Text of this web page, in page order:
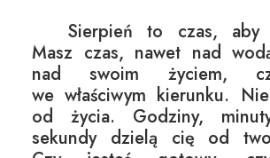
Sierpień to czas, aby
Masz czas, nawet nad
nad swoim życiem,
we właściwym kierunku.
od życia. Godziny,
sekundy dzielą cię od